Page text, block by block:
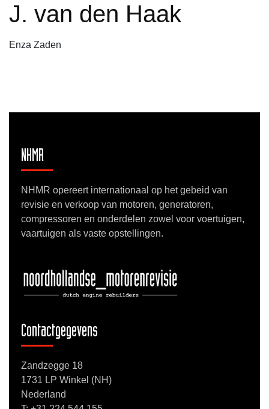
J. van den Haak
Enza Zaden
NHMR
NHMR opereert internationaal op het gebeid van
revisie en verkoop van motoren, generatoren,
compressoren en onderdelen zowel voor voertuigen,
vaartuigen als vaste opstellingen.
Contactgegevens
Zandzegge 18
1731 LP Winkel (NH)
Nederland